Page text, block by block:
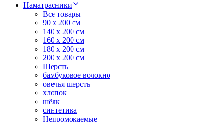
Наматрасники
Все товары
90 x 200 см
140 x 200 см
160 x 200 см
180 x 200 см
200 x 200 см
Шерсть
бамбуковое волокно
овечья шерсть
хлопок
шёлк
синтетика
Непромокаемые